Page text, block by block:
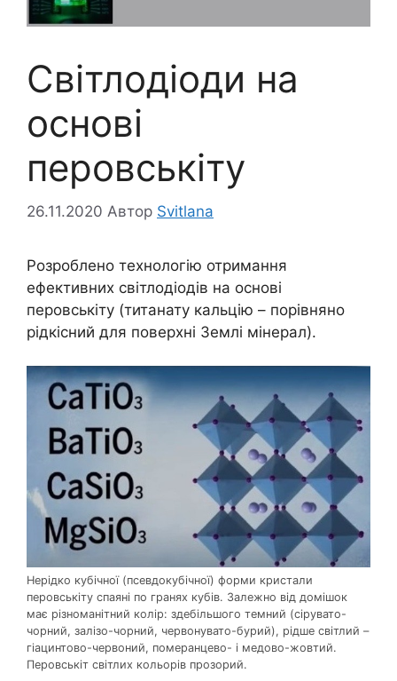
Світлодіоди на
основі
перовськіту
26.11.2020 Автор Svitlana
Розроблено технологію отримання
ефективних світлодіодів на основі
перовськіту (титанату кальцію – порівняно
рідкісний для поверхні Землі мінерал).
Нерідко кубічної (псевдокубічної) форми кристали
перовськіту спаяні по гранях кубів. Залежно від домішок
має різноманітний колір: здебільшого темний (сірувато-
чорний, залізо-чорний, червонувато-бурий), рідше світлий –
гіацинтово-червоний, померанцево- і медово-жовтий.
Перовськіт світлих кольорів прозорий.